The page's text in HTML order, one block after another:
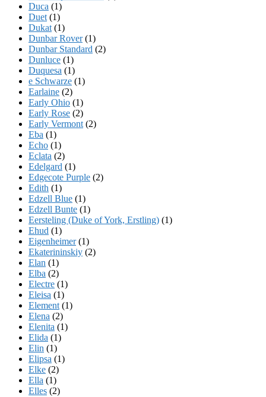
Duca (1)
Duet (1)
Dukat (1)
Dunbar Rover(1)
Dunbar Standard (2)
Dunluce (1)
Duquesa (1)
e Schwarze (1)
Earlaine (2)
Early Ohio (1)
Early Rose (2)
Early Vermont (2)
Eba (1)
Echo (1)
Eclata (2)
Edelgard (1)
Edgecote Purple (2)
Edith (1)
Edzell Blue (1)
Edzell Bunte (1)
Eersteling (Duke of York, Erstling) (1)
Ehud (1)
Eigenheimer(1)
Ekaterininskiy (2)
Elan (1)
Elba (2)
Electre (1)
Eleisa (1)
Element (1)
Elena (2)
Elenita (1)
Elida (1)
Elin (1)
Elipsa (1)
Elke (2)
Ella (1)
Elles (2)